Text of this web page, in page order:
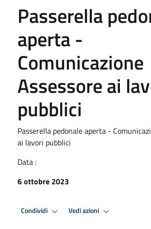
Passerella
aperta -
Comunicazione
Assessore ai
pubblici
Passerella pedonale aperta -
ai lavori pubblici
Data :
6 ottobre 2023
Condividi Vedi azioni